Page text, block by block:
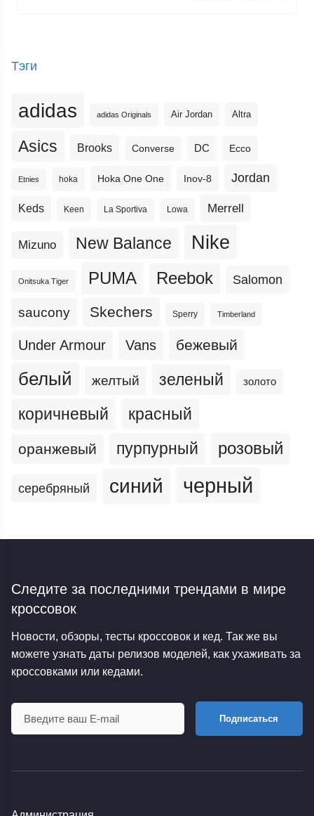
Тэги
adidas adidas Originals Air Jordan Altra
Asics Brooks Converse DC Ecco
Etnies hoka Hoka One One Inov-8 Jordan
Keds Keen La Sportiva Lowa Merrell
Mizuno New Balance Nike
Onitsuka Tiger PUMA Reebok Salomon
saucony Skechers Sperry Timberland
Under Armour Vans бежевый
белый желтый зеленый золото
коричневый красный
оранжевый пурпурный розовый
серебряный синий черный
Следите за последними трендами в мире
кроссовок
Новости, обзоры, тесты кроссовок и кед. Так же вы
можете узнать даты релизов моделей, как ухаживать за
кроссовками или кедами.
Подписаться